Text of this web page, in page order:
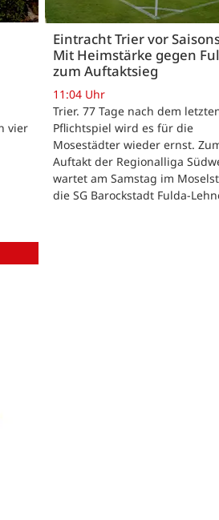
vier
Eintracht Trier vor
Mit Heimstärke gegen
zum Auftaktsieg
11:04 Uhr
Trier. 77 Tage nach dem
Pflichtspiel wird es für die
Mosestädter wieder ernst.
Auftakt der Regionalliga
wartet am Samstag im
die SG Barockstadt Fulda-